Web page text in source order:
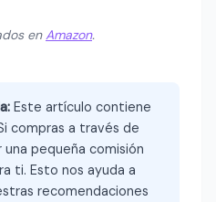
enAmazon.
Este artículo contiene
compras a través de
pequeña comisión
ti. Esto nos ayuda a
recomendaciones